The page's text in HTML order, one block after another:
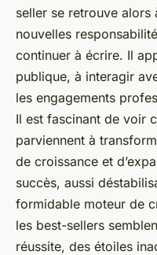
seller se retrouve alors
nouvelles
continuer à écrire. Il
publique, à interagir
les engagements
Il est fascinant de voir
parviennent à
de croissance et
succès, aussi
formidable moteur de
les best-sellers
réussite, des étoiles